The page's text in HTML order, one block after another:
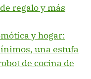
regalo y más
y hogar:
una estufa
de cocina de